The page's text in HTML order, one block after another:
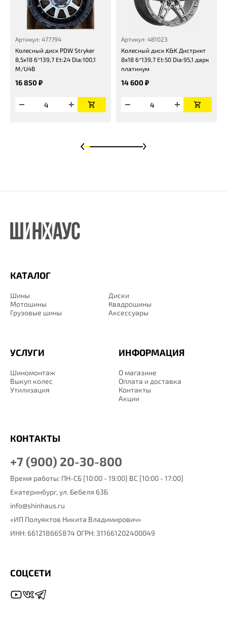
Артикул: 477794
Колесный диск PDW Stryker
8,5x18 6*139,7 Et:24 Dia:100,1
M/U4B
16 850 ₽
Артикул: 481023
Колесный диск K&K Дистрикт
8x18 6*139,7 Et:50 Dia:95,1 дарк
платинум
14 600 ₽
КАТАЛОГ
Шины
Диски
Мотошины
Квадрошины
Грузовые шины
Аксессуары
ИНФОРМАЦИЯ
О магазине
Оплата и доставка
Контакты
Акции
УСЛУГИ
Шиномонтаж
Выкуп колес
Утилизация
КОНТАКТЫ
+7 (900) 20-30-800
Время работы: ПН-СБ [10:00 - 19:00] ВС [10:00 - 17:00]
Екатеринбург, ул. Бебеля 63Б
info@shinhaus.ru
«ИП Полуяктов Никита Владимирович»
ИНН: 661218665874 ОГРН: 311661202400049
СОЦСЕТИ